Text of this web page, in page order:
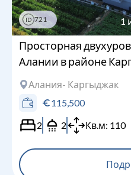
ID 721 1
Просторная
Алании в районе
Алания- Каргыджак
115,500
2
2 Кв.м: 110